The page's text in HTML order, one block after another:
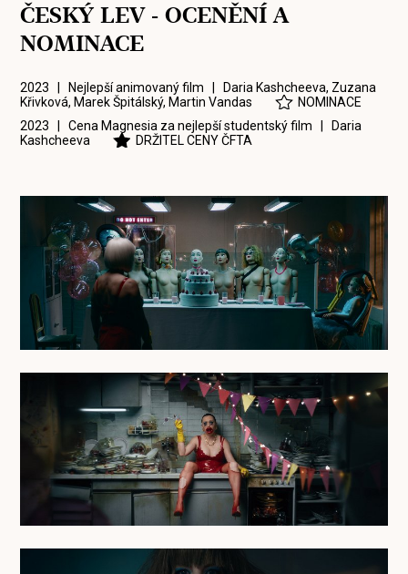
ČESKÝ LEV - OCENĚNÍ A
NOMINACE
2023 | Nejlepší animovaný film | Daria Kashcheeva, Zuzana
Křivková, Marek Špitálský, Martin Vandas
NOMINACE
2023 | Cena Magnesia za nejlepší studentský film | Daria
Kashcheeva
DRŽITEL CENY ČFTA